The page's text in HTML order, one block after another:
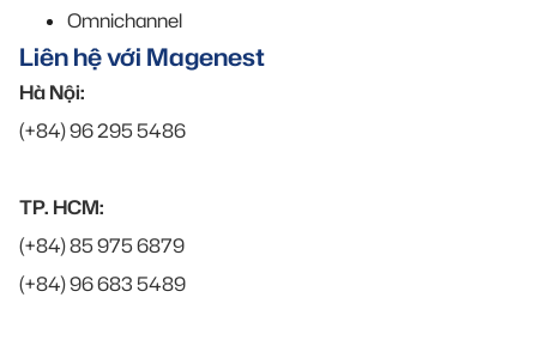
Omnichannel
Liên hệ với Magenest
Hà Nội:
(+84) 96 295 5486
TP. HCM:
(+84) 85 975 6879
(+84) 96 683 5489